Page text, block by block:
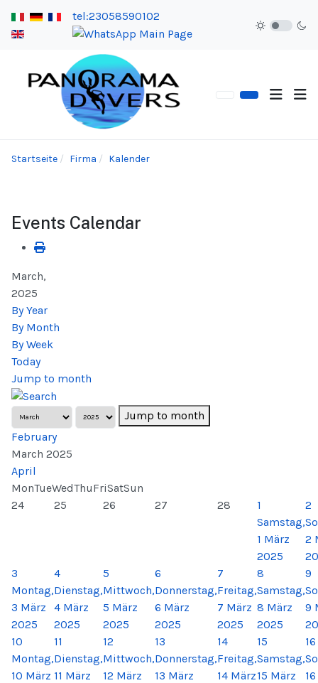
tel:23058590102
Startseite Firma Kalender
Events Calendar
March,
2025
By Year
By Month
By Week
Today
Jump to month
Jump to month
February
March 2025
April
MonTueWedThuFriSatSun
24
25 26 27 28
1
Samstag,
1 März
2025
2
2
3
Montag,
3 März
2025
4
Dienstag,
4 März
2025
5
Mittwoch,
5 März
2025
6
Donnerstag,
6 März
2025
7
Freitag,
7 März
2025
8
Samstag,
8 März
2025
9
9
10
Montag,
10 März
11
Dienstag,
11 März
12
Mittwoch,
12 März
13
Donnerstag,
13 März
14
Freitag,
14 März
15
Samstag,
15 März
16